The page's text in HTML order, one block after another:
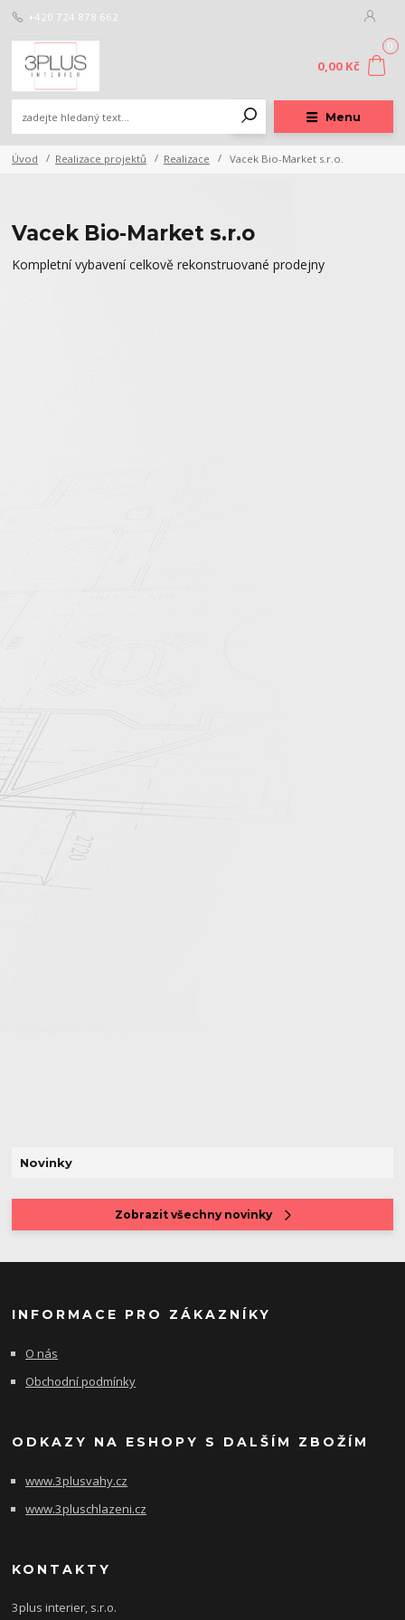
Menu
+420 724 878 662
0
0,00 Kč
Úvod Realizace projektů Realizace Vacek Bio-Market s.r.o.
Novinky
Zobrazit všechny novinky
Vacek Bio-Market s.r.o
Kompletní vybavení celkově rekonstruované prodejny
INFORMACE PRO ZÁKAZNÍKY
O nás
Obchodní podmínky
ODKAZY NA ESHOPY S DALŠÍM ZBOŽÍM
www.3plusvahy.cz
www.3pluschlazeni.cz
KONTAKTY
3plus interier, s.r.o.